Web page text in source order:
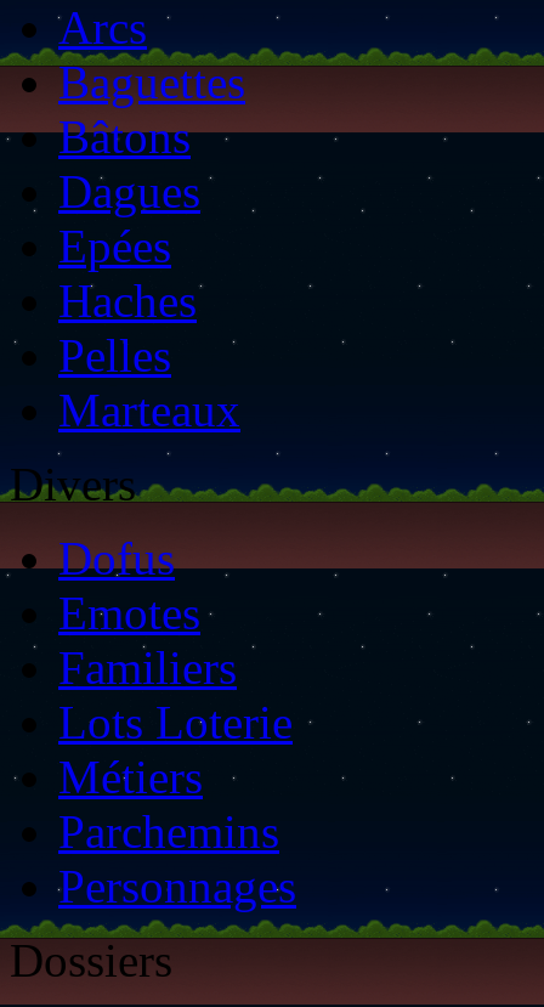
Arcs
Baguettes
Bâtons
Dagues
Epées
Haches
Pelles
Marteaux
Divers
Dofus
Emotes
Familiers
Lots Loterie
Métiers
Parchemins
Personnages
Dossiers